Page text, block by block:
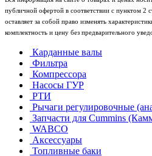
публичной офертой в соответствии с пунктом 2
оставляет за собой право изменять
комплектность и цену без предварительного
Карданные валы
Фильтра
Компрессора
Насосы ГУР
РТИ
Рычаги регулировочные
Запчасти для Cummins
WABCO
Аксессуары
Топливные баки